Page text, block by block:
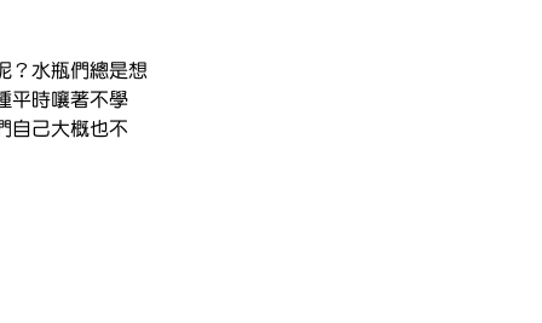
？水瓶們總是想
平時嚷著不學
自己大概也不